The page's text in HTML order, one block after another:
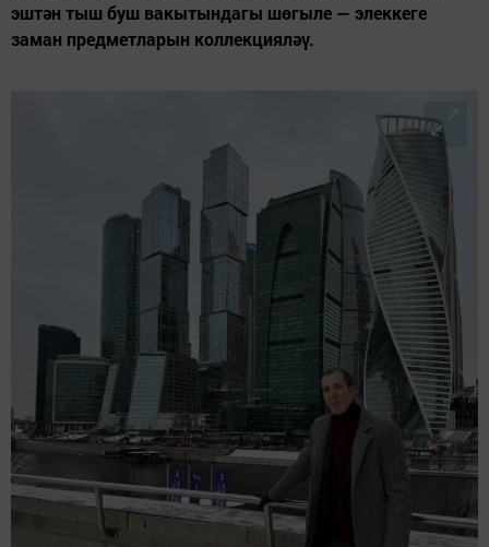
эштән тыш буш вакытындагы шөгыле — элеккеге
заман предметларын коллекцияләү.